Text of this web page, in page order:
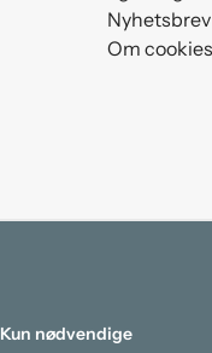
Nyhetsbrev
Om cookies
Kun nødvendige